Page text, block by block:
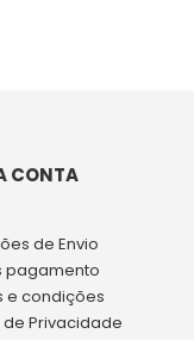
CONTA
de Envio
pagamento
e condições
de Privacidade